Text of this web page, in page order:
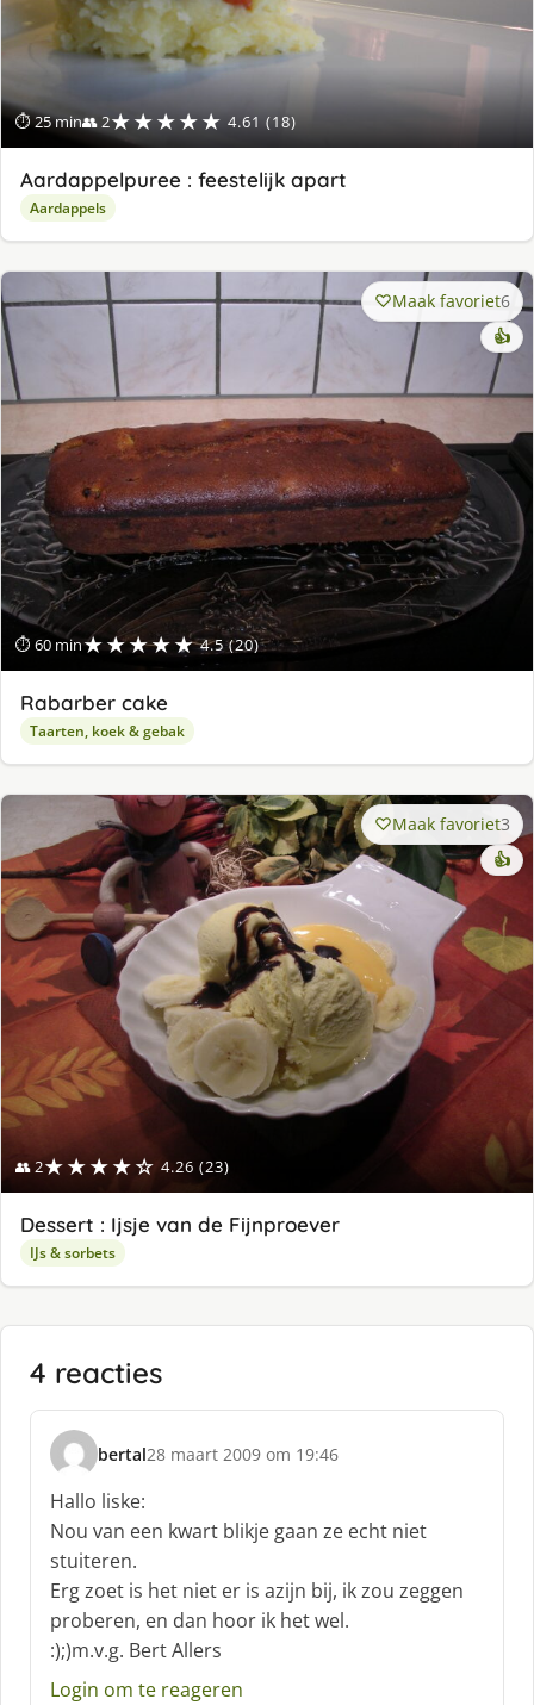
⏱ 25 min👥 2★★★★★ 4.61 (18)
Aardappelpuree : feestelijk apart
Aardappels
⏱ 60 min★★★★★ 4.5 (20)
Maak favoriet6
👍
Rabarber cake
Taarten, koek & gebak
👥 2★★★★☆ 4.26 (23)
Maak favoriet3
👍
Dessert : Ijsje van de Fijnproever
IJs & sorbets
4 reacties
bertal
s
c
h
r
e
e
f
28 maart 2009 om 19:46
Hallo liske:
Nou van een kwart blikje gaan ze echt niet
stuiteren.
Erg zoet is het niet er is azijn bij, ik zou zeggen
proberen, en dan hoor ik het wel.
:);)m.v.g. Bert Allers
Login om te reageren